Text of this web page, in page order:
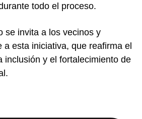
todo el proceso.
se invita a los vecinos y
a esta iniciativa, que reafirma el
inclusión y el fortalecimiento de